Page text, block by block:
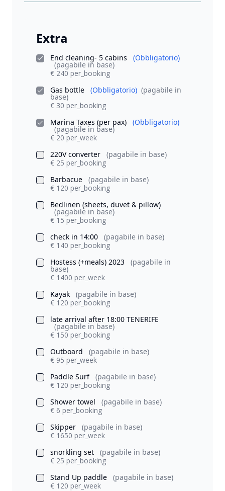
Extra
End cleaning- 5 cabins (Obbligatorio)
(pagabile in base)
€ 240 per_booking
Gas bottle
(Obbligatorio) (pagabile in
base)
€ 30 per_booking
Marina Taxes (per pax)
(Obbligatorio)
(pagabile in base)
€ 20 per_week
220V converter
(pagabile in base)
€ 25 per_booking
Barbacue
(pagabile in base)
€ 120 per_booking
Bedlinen (sheets, duvet & pillow)
(pagabile in base)
€ 15 per_booking
check in 14:00
(pagabile in base)
€ 140 per_booking
Hostess (+meals) 2023
(pagabile in
base)
€ 1400 per_week
Kayak
(pagabile in base)
€ 120 per_booking
late arrival after 18:00 TENERIFE
(pagabile in base)
€ 150 per_booking
Outboard
(pagabile in base)
€ 95 per_week
Paddle Surf (pagabile in base)
€ 120 per_booking
Shower towel
(pagabile in base)
€ 6 per_booking
Skipper
(pagabile in base)
€ 1650 per_week
snorkling set
(pagabile in base)
€ 25 per_booking
Stand Up paddle
(pagabile in base)
€ 120 per_week